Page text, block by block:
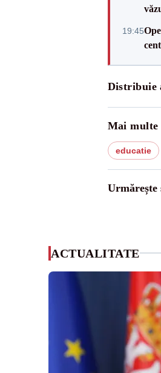
19:45
Distribuie
Mai multe
educatie
Urmărește
ACTUALITATE